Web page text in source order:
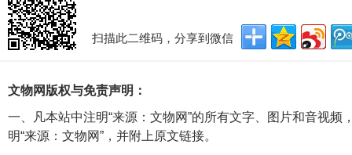
扫描此二维码，分享到微信
文物网版权与免责声明：
一、凡本站中注明“来源：文物网”的所有文字、图片和音视
明“来源：文物网”，并附上原文链接。